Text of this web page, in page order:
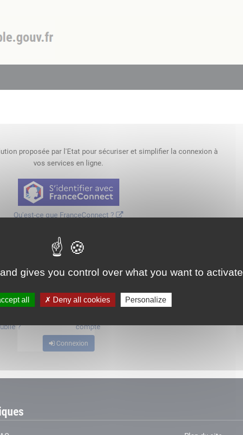
gives you control over what you want to activate
all Deny all cookies Personalize
proposée par l'Etat pour sécuriser et simplifier la connexion à
vos services en ligne.
Qu'est-ce que FranceConnect ?
?
compte
Connexion